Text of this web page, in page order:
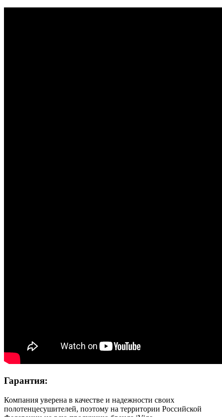
Гарантия:
Компания уверена в качестве и надежности своих
полотенцесушителей, поэтому на территории Российской